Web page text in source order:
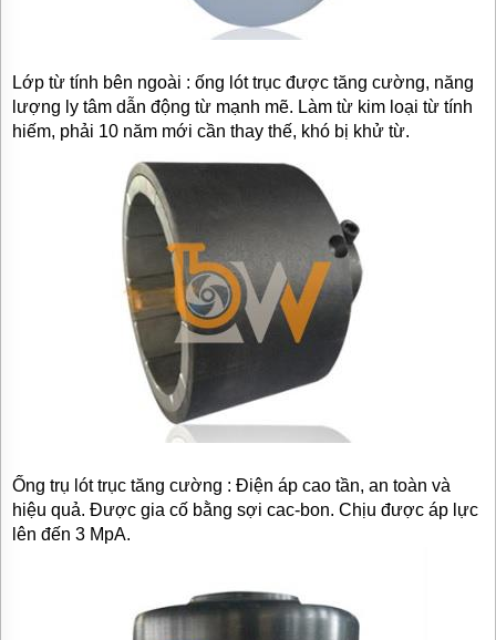
Lớp từ tính bên ngoài : ống lót trục được tăng cường, năng
lượng ly tâm dẫn động từ mạnh mẽ. Làm từ kim loại từ tính
hiếm, phải 10 năm mới cần thay thế, khó bị khử từ.
Ống trụ lót trục tăng cường : Điện áp cao tần, an toàn và
hiệu quả. Được gia cố bằng sợi cac-bon. Chịu được áp lực
lên đến 3 MpA.